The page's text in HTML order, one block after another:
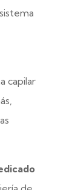
capilar